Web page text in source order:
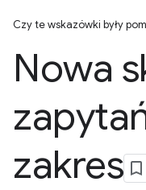
Czy te wskazówki były
Nowa
zakres